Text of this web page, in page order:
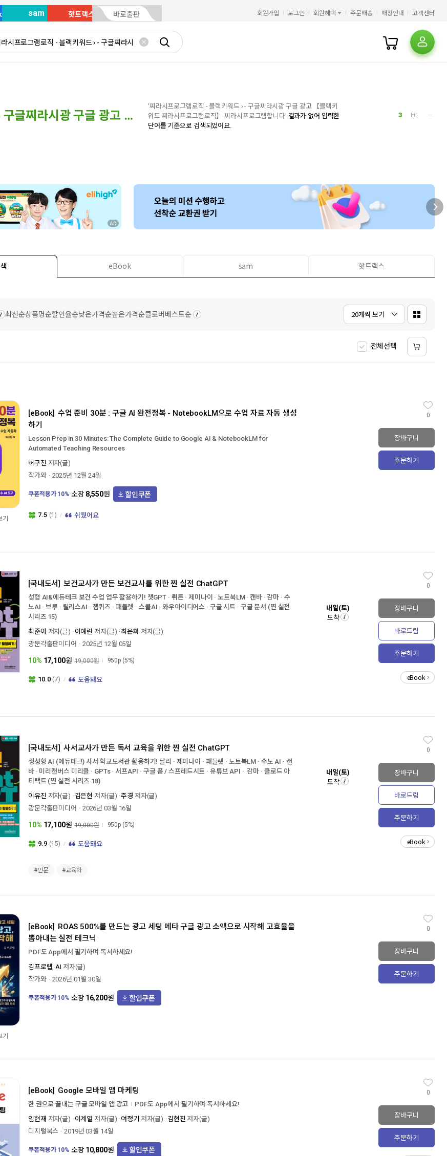
sam 핫트랙스 바로출판 회원가입 로그인 회원혜택 주문배송 매장안내 고객센터
찌라시프로그램로직 - 블랙키워드 › - 구글찌라시광 구글 광고 【블랙키워드
'찌라시프로그램로직 - 블랙키워드 › - 구글찌라시광 구글 광고 【블랙키
워드 찌라시프로그램로직】 찌라시프로그램합니다' 결과가 없어 입력한
단어를 기준으로 검색되었어요.
5
슈가노블
1
노블리타S
3
클로드
일리아스
4
오디세이
10
오뒷세이아
1
4
오디세이
eBook sam 핫트랙스
최신순상품명순할인율순낮은가격순높은가격순클로버베스트순 20개씩 보기
전체선택
[eBook] 수업 준비 30분 : 구글 AI 완전정복 - NotebookLM으로 수업 자료 자동 생성
하기
Lesson Prep in 30 Minutes: The Complete Guide to Google AI & NotebookLM for
Automated Teaching Resources
허구진 저자(글)
작가와
2025년 12월 24일
쿠폰적용가10% 소장 8,550원 할인쿠폰
7.5 (1) 쉬웠어요
0
장바구니
주문하기
[국내도서] 보건교사가 만든 보건교사를 위한 찐 실전 ChatGPT
성형 AI&에듀테크 보건 수업 업무 활용하기! 챗GPT · 뤼튼 · 제미나이 · 노트북LM · 캔바 · 감마 · 수
노AI · 브루 · 릴리스AI · 젭퀴즈 · 패들렛 · 스쿨AI · 와우아이디어스 · 구글 시트 · 구글 문서 (찐 실전
시리즈 15)
최준아 저자(글) 이예린 저자(글) 최은화 저자(글)
광문각출판미디어
2025년 12월 05일
10% 17,100원 19,000원 950p (5%)
10.0 (7) 도움돼요
내일(토)
도착
0
장바구니
바로드림
주문하기
eBook
[국내도서] 사서교사가 만든 독서 교육을 위한 찐 실전 ChatGPT
생성형 AI (에듀테크) 사서 학교도서관 활용하기! 달리 · 제미나이 · 패들렛 · 노트북LM · 수노 AI · 캔
바 · 미리캔버스 미리클 · GPTs · 서프API · 구글 폼 / 스프레드시트 · 유튜브 API · 감마 · 클로드 아
티팩트 (찐 실전 시리즈 18)
이유진 저자(글) 김은현 저자(글) 주경 저자(글)
광문각출판미디어
2026년 03월 16일
10% 17,100원 19,000원 950p (5%)
9.9 (15) 도움돼요
#인문 #교육학
내일(토)
도착
0
장바구니
바로드림
주문하기
eBook
[eBook] ROAS 500%를 만드는 광고 세팅 메타 구글 광고 소액으로 시작해 고효율을
뽑아내는 실전 테크닉
PDF도 App에서 필기하며 독서하세요!
김프로랩, AI 저자(글)
작가와
2026년 01월 30일
쿠폰적용가10% 소장 16,200원 할인쿠폰
0
장바구니
주문하기
[eBook] Google 모바일 앱 마케팅
한 권으로 끝내는 구글 모바일 앱 광고
PDF도 App에서 필기하며 독서하세요!
임현재 저자(글) 이계열 저자(글) 여정기 저자(글) 김현진 저자(글)
디지털북스
2019년 03월 14일
쿠폰적용가10% 소장 10,800원 할인쿠폰
0
장바구니
주문하기